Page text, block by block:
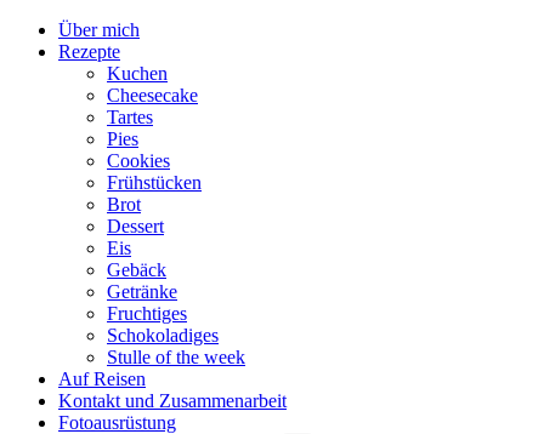
Über mich
Rezepte
Kuchen
Cheesecake
Tartes
Pies
Cookies
Frühstücken
Brot
Dessert
Eis
Gebäck
Getränke
Fruchtiges
Schokoladiges
Stulle of the week
Auf Reisen
Kontakt und Zusammenarbeit
Fotoausrüstung